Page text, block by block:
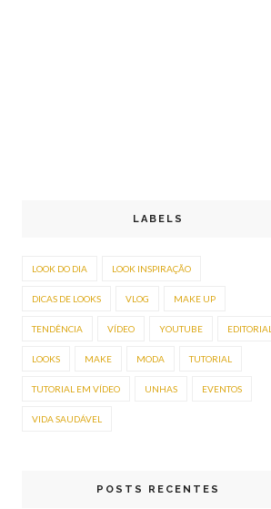
LABELS
LOOK DO DIA LOOK INSPIRAÇÃO
DICAS DE LOOKS VLOG MAKE UP
TENDÊNCIA VÍDEO YOUTUBE EDITORIAL
LOOKS MAKE MODA TUTORIAL
TUTORIAL EM VÍDEO UNHAS EVENTOS
VIDA SAUDÁVEL
POSTS RECENTES